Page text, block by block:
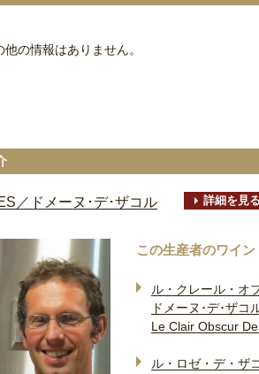
他の情報はありません。
／ドメーヌ･デ･ザコル 詳細を見る
この生産者のワイン
ル・クレール・オ
ドメーヌ･デ･ザコ
Le Clair Obscur
ル・ロゼ・デ・ザ